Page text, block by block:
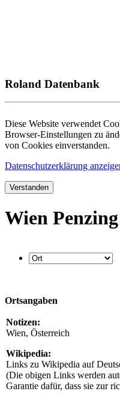
Roland Datenbank
Diese Website verwendet
Browser-Einstellungen zu
von Cookies einverstanden.
Datenschutzerklärung
Verstanden
Wien Penzing
Ortsangaben
Notizen:
Wien, Österreich
Wikipedia:
Links zu Wikipedia auf
(Die obigen Links werden
Garantie dafür, dass sie zur